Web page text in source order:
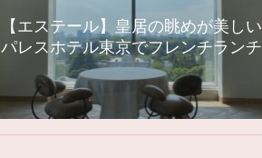
【エステール】皇居の眺めが美しい
パレスホテル東京でフレンチランチ